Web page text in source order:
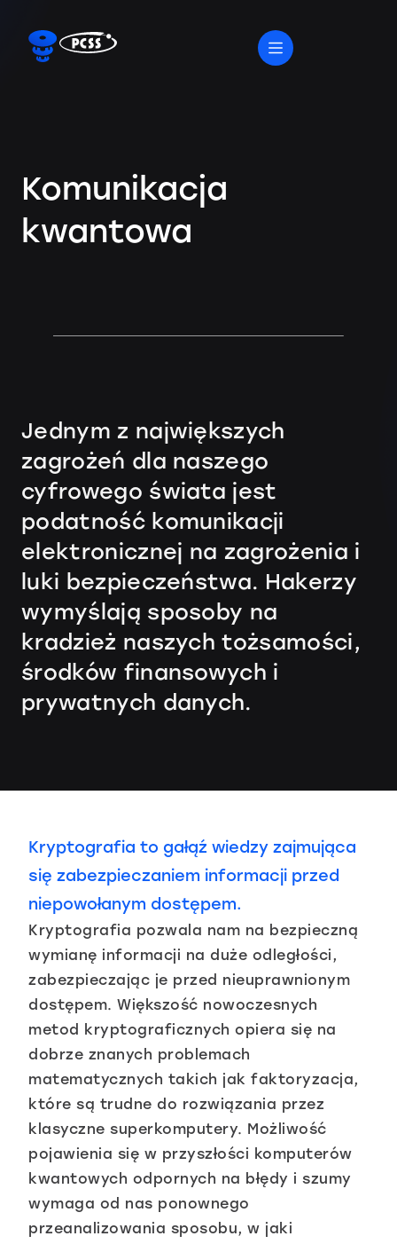
Komunikacja
kwantowa
Jednym z największych
zagrożeń dla naszego
cyfrowego świata jest
podatność komunikacji
elektronicznej na zagrożenia i
luki bezpieczeństwa. Hakerzy
wymyślają sposoby na
kradzież naszych tożsamości,
środków finansowych i
prywatnych danych.
Kryptografia to gałąź wiedzy zajmująca
się zabezpieczaniem informacji przed
niepowołanym dostępem.
Kryptografia pozwala nam na bezpieczną
wymianę informacji na duże odległości,
zabezpieczając je przed nieuprawnionym
dostępem. Większość nowoczesnych
metod kryptograficznych opiera się na
dobrze znanych problemach
matematycznych takich jak faktoryzacja,
które są trudne do rozwiązania przez
klasyczne superkomputery. Możliwość
pojawienia się w przyszłości komputerów
kwantowych odpornych na błędy i szumy
wymaga od nas ponownego
przeanalizowania sposobu, w jaki